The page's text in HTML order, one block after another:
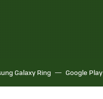
Galaxy Ring Google Play